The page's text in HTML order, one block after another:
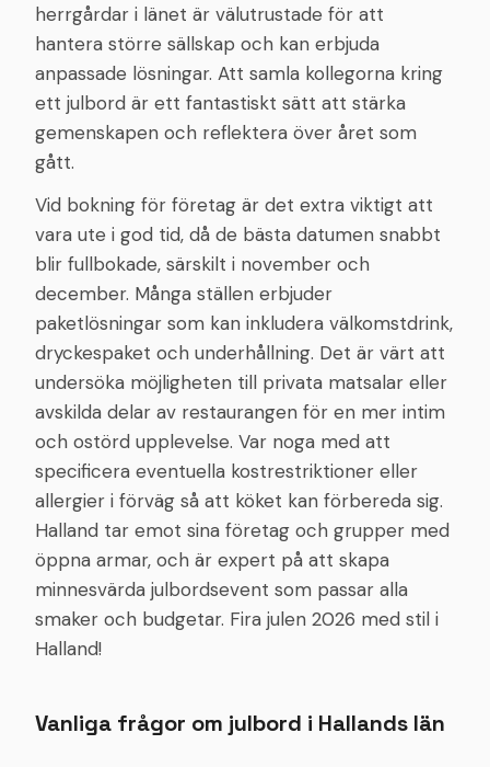
herrgårdar i länet är välutrustade för att
hantera större sällskap och kan erbjuda
anpassade lösningar. Att samla kollegorna kring
ett julbord är ett fantastiskt sätt att stärka
gemenskapen och reflektera över året som
gått.
Vid bokning för företag är det extra viktigt att
vara ute i god tid, då de bästa datumen snabbt
blir fullbokade, särskilt i november och
december. Många ställen erbjuder
paketlösningar som kan inkludera välkomstdrink,
dryckespaket och underhållning. Det är värt att
undersöka möjligheten till privata matsalar eller
avskilda delar av restaurangen för en mer intim
och ostörd upplevelse. Var noga med att
specificera eventuella kostrestriktioner eller
allergier i förväg så att köket kan förbereda sig.
Halland tar emot sina företag och grupper med
öppna armar, och är expert på att skapa
minnesvärda julbordsevent som passar alla
smaker och budgetar. Fira julen 2026 med stil i
Halland!
Vanliga frågor om julbord i Hallands län